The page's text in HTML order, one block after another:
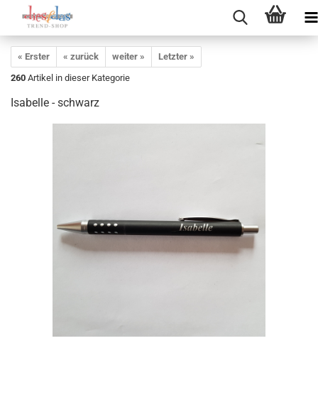
« Erster « zurück weiter »
Letzter »
260 Artikel in dieser Kategorie
Isabelle - schwarz